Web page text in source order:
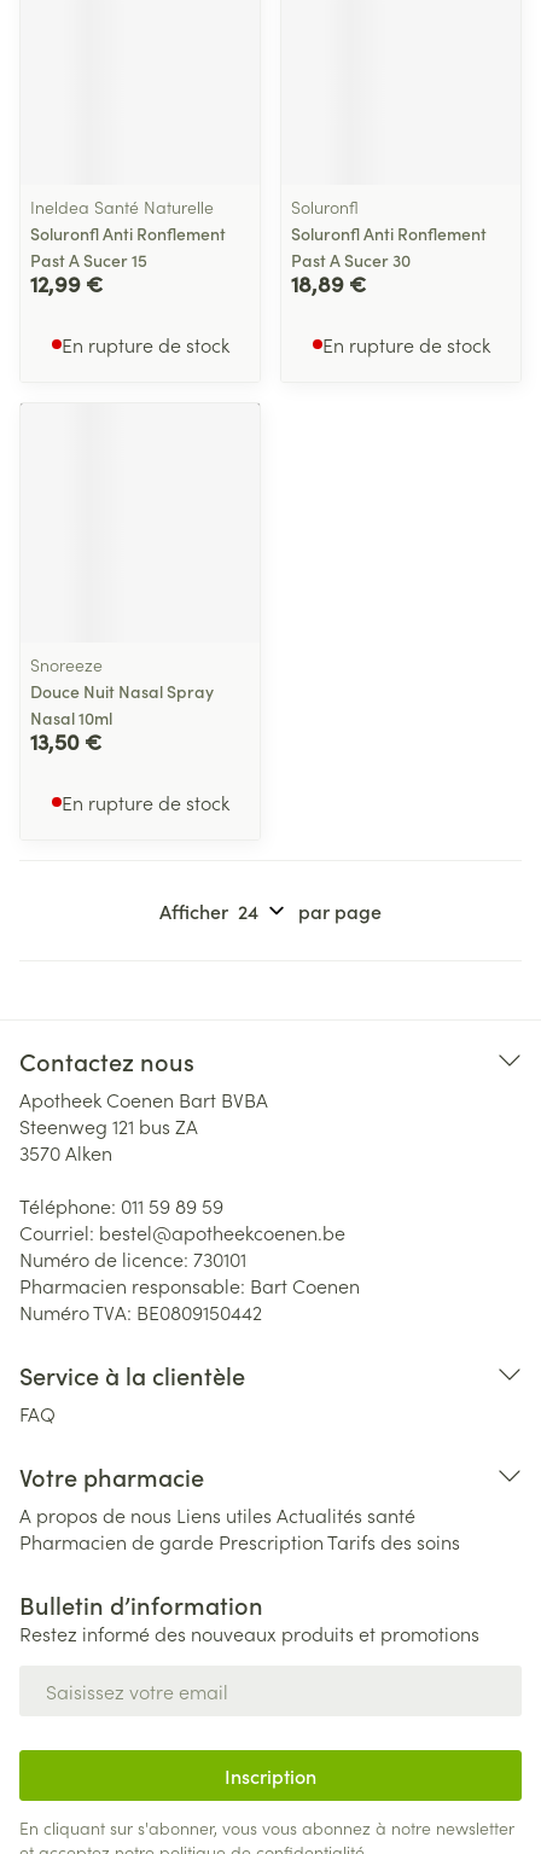
Ineldea Santé Naturelle
Soluronfl Anti Ronflement
Past A Sucer 15
12,99 €
En rupture de stock
Soluronfl
Soluronfl Anti Ronflement
Past A Sucer 30
18,89 €
En rupture de stock
Snoreeze
Douce Nuit Nasal Spray
Nasal 10ml
13,50 €
En rupture de stock
Afficher par page
Contactez nous
Apotheek Coenen Bart BVBA
Steenweg 121 bus ZA
3570Alken
Téléphone: 011 59 89 59
Courriel: bestel@apotheekcoenen.be
Numéro de licence: 730101
Pharmacien responsable: Bart Coenen
Numéro TVA: BE0809150442
Service à la clientèle
FAQ
Votre pharmacie
A propos de nous Liens utiles Actualités santé
Pharmacien de garde PrescriptionTarifs des soins
Bulletin d’information
Restez informé des nouveaux produits et promotions
Inscription
En cliquant sur s'abonner, vous vous abonnez à notre newsletter